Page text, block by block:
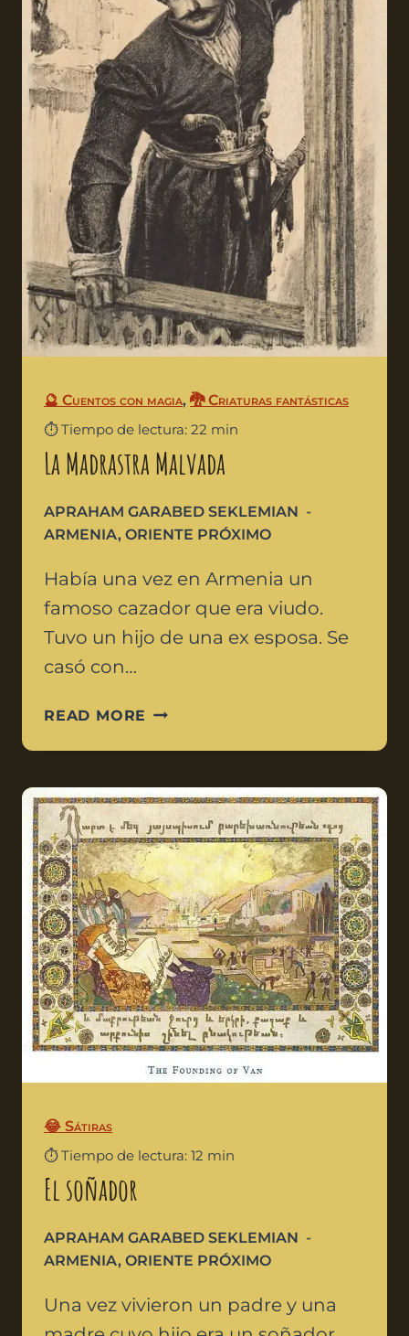
🔮 Cuentos con magia, 🐉 Criaturas fantásticas
⏱️ Tiempo de lectura: 22 min
La Madrastra Malvada
APRAHAM GARABED SEKLEMIAN
ARMENIA, ORIENTE PRÓXIMO
Había una vez en Armenia un
famoso cazador que era viudo.
Tuvo un hijo de una ex esposa. Se
casó con…
READ MORE
😂 Sátiras
⏱️ Tiempo de lectura: 12 min
El soñador
APRAHAM GARABED SEKLEMIAN
ARMENIA, ORIENTE PRÓXIMO
Una vez vivieron un padre y una